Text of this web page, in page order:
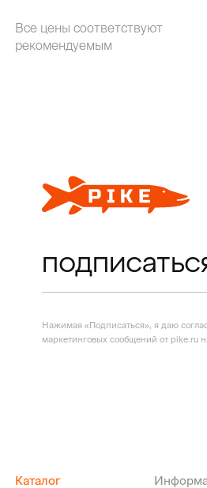
Все цены соответствуют
рекомендуемым
Нажимая «Подписаться», я даю
маркетинговых сообщений от pike.ru
Каталог